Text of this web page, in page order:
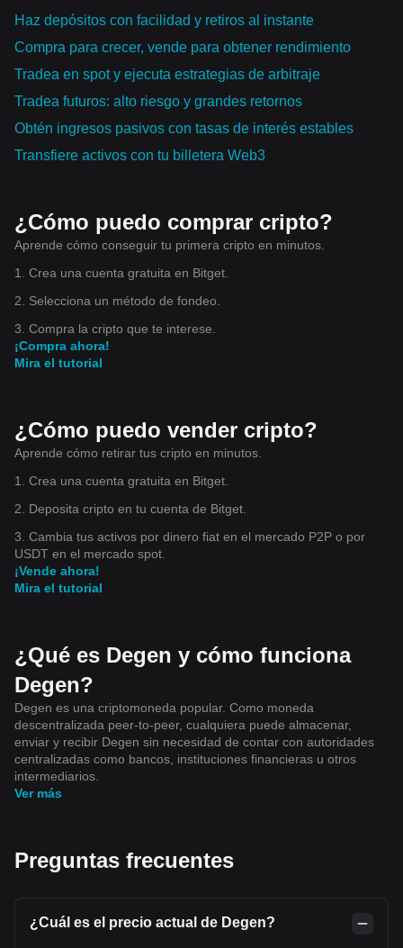
Haz depósitos con facilidad y retiros al instante
Compra para crecer, vende para obtener rendimiento
Tradea en spot y ejecuta estrategias de arbitraje
Tradea futuros: alto riesgo y grandes retornos
Obtén ingresos pasivos con tasas de interés estables
Transfiere activos con tu billetera Web3
¿Cómo puedo comprar cripto?
Aprende cómo conseguir tu primera cripto en minutos.
1. Crea una cuenta gratuita en Bitget.
2. Selecciona un método de fondeo.
3. Compra la cripto que te interese.
¡Compra ahora!
Mira el tutorial
¿Cómo puedo vender cripto?
Aprende cómo retirar tus cripto en minutos.
1. Crea una cuenta gratuita en Bitget.
2. Deposita cripto en tu cuenta de Bitget.
3. Cambia tus activos por dinero fiat en el mercado P2P o por
USDT en el mercado spot.
¡Vende ahora!
Mira el tutorial
¿Qué es Degen y cómo funciona
Degen?
Degen es una criptomoneda popular. Como moneda
descentralizada peer-to-peer, cualquiera puede almacenar,
enviar y recibir Degen sin necesidad de contar con autoridades
centralizadas como bancos, instituciones financieras u otros
intermediarios.
Ver más
Preguntas frecuentes
¿Cuál es el precio actual de Degen?